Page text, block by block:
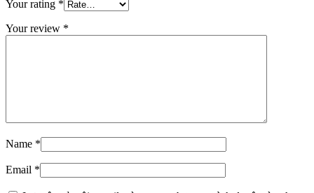
Your rating *
Your review *
Name *
Email *